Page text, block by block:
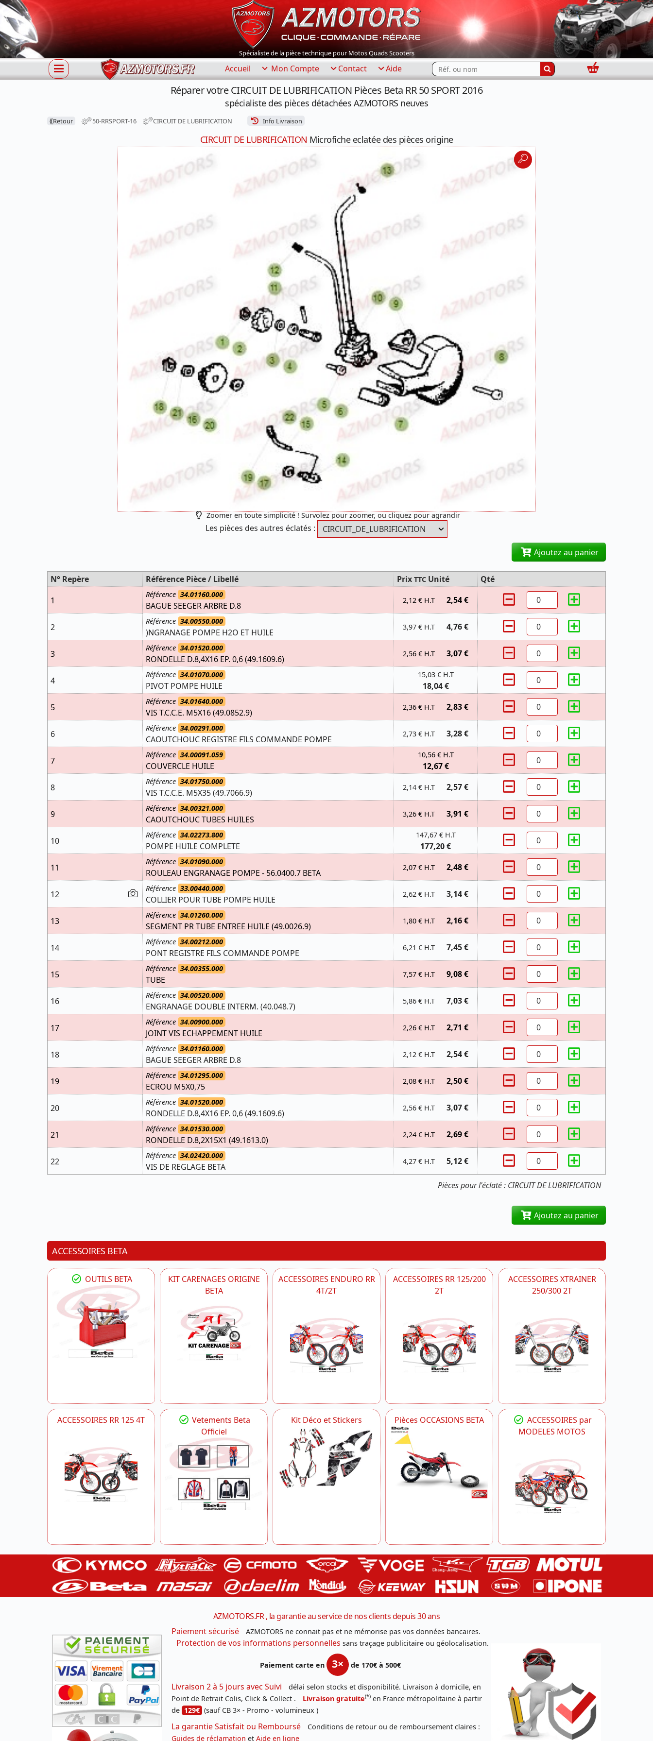
Spécialiste de la pièce technique pour Motos Quads Scooters
Accueil Mon Compte Contact Aide Rechercher...
Panier
Réparer votre CIRCUIT DE LUBRIFICATION Pièces Beta RR 50 SPORT 2016
spécialiste des pièces détachées AZMOTORS neuves
⟪Retour 50-RRSPORT-16 CIRCUIT DE LUBRIFICATION Info Livraison
CIRCUIT DE LUBRIFICATION Microfiche eclatée des pièces origine
Zoomer en toute simplicité ! Survolez pour zoomer, ou cliquez pour agrandir
Les pièces des autres éclatés :
Ajoutez au panier
Pièces pour l'éclaté : CIRCUIT DE LUBRIFICATION
N° Repère Référence Pièce / Libellé Prix TTC Unité
Qté
1
Référence 34.01160.000
BAGUE SEEGER ARBRE D.8
2,12 € H.T 2,54 €
2
Référence 34.00550.000
)NGRANAGE POMPE H2O ET HUILE
3,97 € H.T 4,76 €
3
Référence 34.01520.000
RONDELLE D.8,4X16 EP. 0,6 (49.1609.6)
2,56 € H.T 3,07 €
4
Référence 34.01070.000
PIVOT POMPE HUILE
15,03 € H.T
18,04 €
5
Référence 34.01640.000
VIS T.C.C.E. M5X16 (49.0852.9)
2,36 € H.T 2,83 €
6
Référence 34.00291.000
CAOUTCHOUC REGISTRE FILS COMMANDE POMPE
2,73 € H.T 3,28 €
7
Référence 34.00091.059
COUVERCLE HUILE
10,56 € H.T
12,67 €
8
Référence 34.01750.000
VIS T.C.C.E. M5X35 (49.7066.9)
2,14 € H.T 2,57 €
9
Référence 34.00321.000
CAOUTCHOUC TUBES HUILES
3,26 € H.T 3,91 €
10
Référence 34.02273.800
POMPE HUILE COMPLETE
147,67 € H.T
177,20 €
11
Référence 34.01090.000
ROULEAU ENGRANAGE POMPE - 56.0400.7 BETA
2,07 € H.T 2,48 €
12
Référence 33.00440.000
COLLIER POUR TUBE POMPE HUILE
2,62 € H.T 3,14 €
13
Référence 34.01260.000
SEGMENT PR TUBE ENTREE HUILE (49.0026.9)
1,80 € H.T 2,16 €
14
Référence 34.00212.000
PONT REGISTRE FILS COMMANDE POMPE
6,21 € H.T 7,45 €
15
Référence 34.00355.000
TUBE
7,57 € H.T 9,08 €
16
Référence 34.00520.000
ENGRANAGE DOUBLE INTERM. (40.048.7)
5,86 € H.T 7,03 €
17
Référence 34.00900.000
JOINT VIS ECHAPPEMENT HUILE
2,26 € H.T 2,71 €
18
Référence 34.01160.000
BAGUE SEEGER ARBRE D.8
2,12 € H.T 2,54 €
19
Référence 34.01295.000
ECROU M5X0,75
2,08 € H.T 2,50 €
20
Référence 34.01520.000
RONDELLE D.8,4X16 EP. 0,6 (49.1609.6)
2,56 € H.T 3,07 €
21
Référence 34.01530.000
RONDELLE D.8,2X15X1 (49.1613.0)
2,24 € H.T 2,69 €
22
Référence 34.02420.000
VIS DE REGLAGE BETA
4,27 € H.T 5,12 €
Ajoutez au panier
ACCESSOIRES BETA
OUTILS BETA
KIT CARENAGES ORIGINE
BETA
ACCESSOIRES ENDURO RR
4T/2T
ACCESSOIRES RR 125/200
2T
ACCESSOIRES XTRAINER
250/300 2T
ACCESSOIRES RR 125 4T
Vetements Beta
Officiel
Kit Déco et Stickers Pièces OCCASIONS BETA
ACCESSOIRES par
MODELES MOTOS
AZMOTORS.FR , la garantie au service de nos clients depuis 30 ans
Paiement sécurisé
AZMOTORS ne connait pas et ne mémorise pas vos données bancaires.
Protection de vos informations personnelles sans traçage publicitaire ou géolocalisation.
Paiement carte en 3× de 170€ à 500€
Livraison 2 à 5 jours avec Suivi
délai selon stocks et disponibilité. Livraison à domicile, en
Point de Retrait Colis, Click & Collect .
Livraison gratuite(*) en France métropolitaine à partir
de 129€ (sauf CB 3× - Promo - volumineux )
La garantie Satisfait ou Remboursé
Conditions de retour ou de remboursement claires :
Guides de réclamation et Aide en ligne